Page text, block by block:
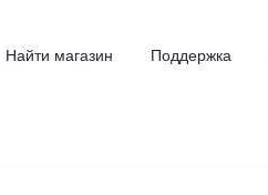
Найти магазин Поддержка